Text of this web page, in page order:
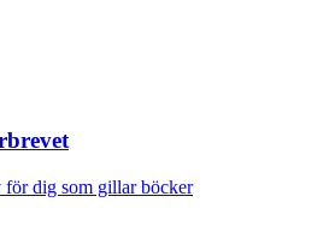
för dig som gillar böcker